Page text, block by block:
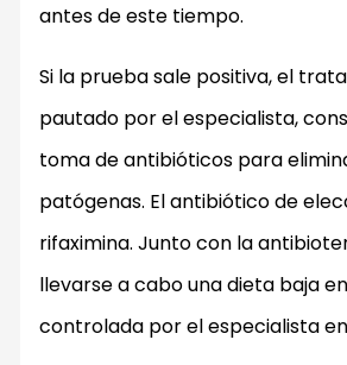
antes de este tiempo.
Si la prueba sale positiva, el
pautado por el especialista,
toma de antibióticos para
patógenas. El antibiótico de
rifaximina. Junto con la
llevarse a cabo una dieta baja
controlada por el especialista